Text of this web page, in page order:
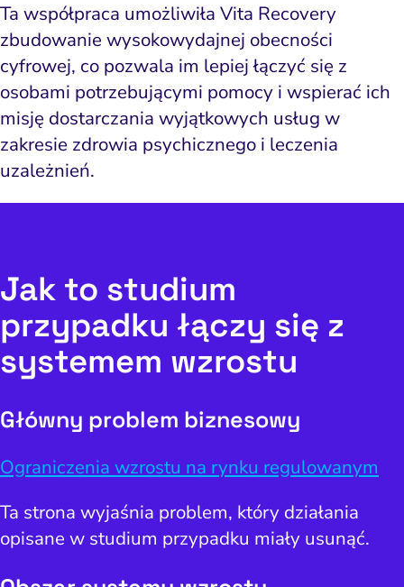
Ta współpraca umożliwiła Vita Recovery
zbudowanie wysokowydajnej obecności
cyfrowej, co pozwala im lepiej łączyć się z
osobami potrzebującymi pomocy i wspierać ich
misję dostarczania wyjątkowych usług w
zakresie zdrowia psychicznego i leczenia
uzależnień.
Jak to studium
przypadku łączy się z
systemem wzrostu
Główny problem biznesowy
Ograniczenia wzrostu na rynku regulowanym
Ta strona wyjaśnia problem, który działania
opisane w studium przypadku miały usunąć.